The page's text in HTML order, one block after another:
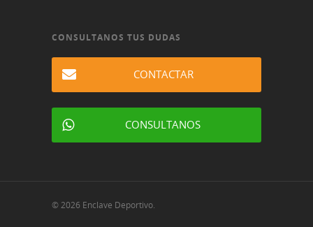
CONSULTANOS TUS DUDAS
CONTACTAR
CONSULTANOS
© 2026 Enclave Deportivo.